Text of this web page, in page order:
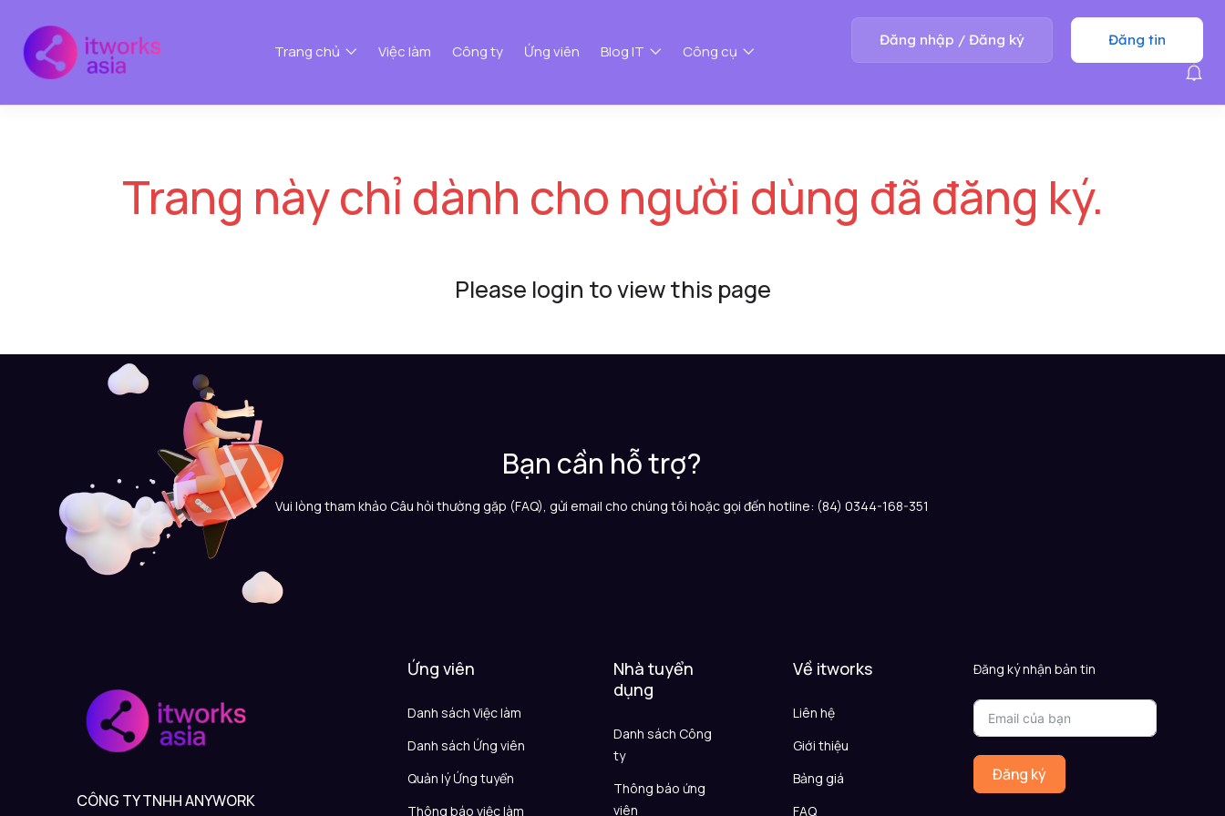
Trang chủ Việc làm Công ty Ứng viên Blog IT Công cụ
Đăng nhập / Đăng ký Đăng tin
Trang này chỉ dành cho người dùng đã đăng ký.
Please login to view this page
Bạn cần hỗ trợ?
Vui lòng tham khảo Câu hỏi thường gặp (FAQ), gửi email cho chúng tôi hoặc gọi đến hotline: (84) 0344-168-351
CÔNG TY TNHH ANYWORK
Ứng viên
Danh sách Việc làm
Danh sách Ứng viên
Quản lý Ứng tuyển
Thông báo việc làm
Nhà tuyển
dụng
Danh sách Công
ty
Thông báo ứng
viên
Về itworks
Liên hệ
Giới thiệu
Bảng giá
FAQ
Đăng ký nhận bản tin
Đăng ký